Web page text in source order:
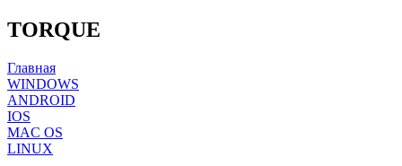
TORQUE
Главная
WINDOWS
ANDROID
IOS
MAC OS
LINUX